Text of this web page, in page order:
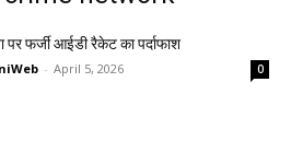
पर फर्जी आईडी रैकेट का पर्दाफाश
- April 5, 2026 0